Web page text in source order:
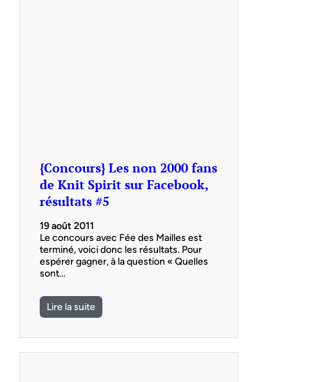
{Concours} Les non 2000 fans
de Knit Spirit sur Facebook,
résultats #5
19 août 2011
Le concours avec Fée des Mailles est
terminé, voici donc les résultats. Pour
espérer gagner, à la question « Quelles
sont…
Lire la suite